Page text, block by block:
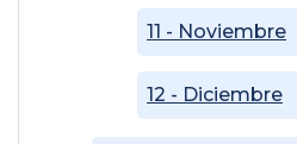
11 - Noviembre
12 - Diciembre